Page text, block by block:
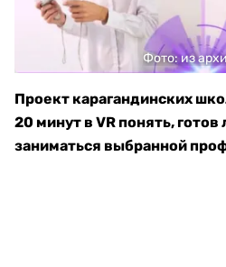
Фото: из
Проект карагандинских
20 минут в VR понять,
заниматься выбранной